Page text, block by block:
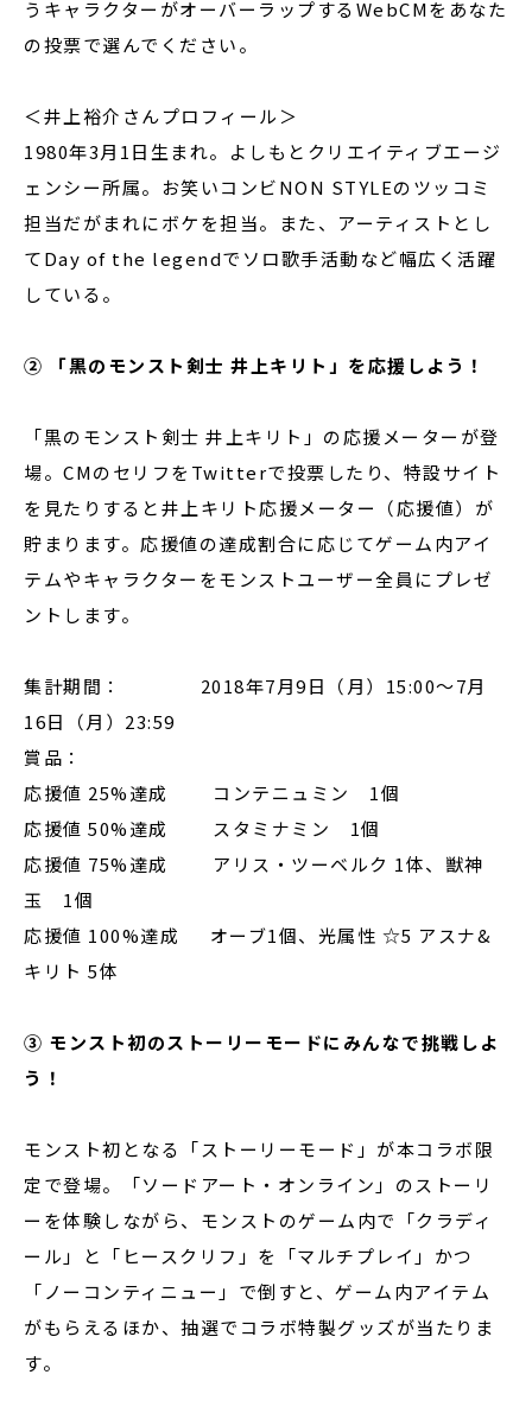
うキャラクターがオーバーラップするWebCMをあなた
の投票で選んでください。
＜井上裕介さんプロフィール＞
1980年3月1日生まれ。よしもとクリエイティブエージ
ェンシー所属。お笑いコンビNON STYLEのツッコミ
担当だがまれにボケを担当。また、アーティストとし
てDay of the legendでソロ歌手活動など幅広く活躍
している。
② 「黒のモンスト剣士 井上キリト」を応援しよう！
「黒のモンスト剣士 井上キリト」の応援メーターが登
場。CMのセリフをTwitterで投票したり、特設サイト
を見たりすると井上キリト応援メーター（応援値）が
貯まります。応援値の達成割合に応じてゲーム内アイ
テムやキャラクターをモンストユーザー全員にプレゼ
ントします。
集計期間： 2018年7月9日（月）15:00～7月
16日（月）23:59
賞品：
応援値 25%達成 コンテニュミン 1個
応援値 50%達成 スタミナミン 1個
応援値 75%達成 アリス・ツーベルク 1体、獣神
玉 1個
応援値 100%達成 オーブ1個、光属性 ☆5 アスナ&
キリト 5体
③ モンスト初のストーリーモードにみんなで挑戦しよ
う！
モンスト初となる「ストーリーモード」が本コラボ限
定で登場。「ソードアート・オンライン」のストーリ
ーを体験しながら、モンストのゲーム内で「クラディ
ール」と「ヒースクリフ」を「マルチプレイ」かつ
「ノーコンティニュー」で倒すと、ゲーム内アイテム
がもらえるほか、抽選でコラボ特製グッズが当たりま
す。